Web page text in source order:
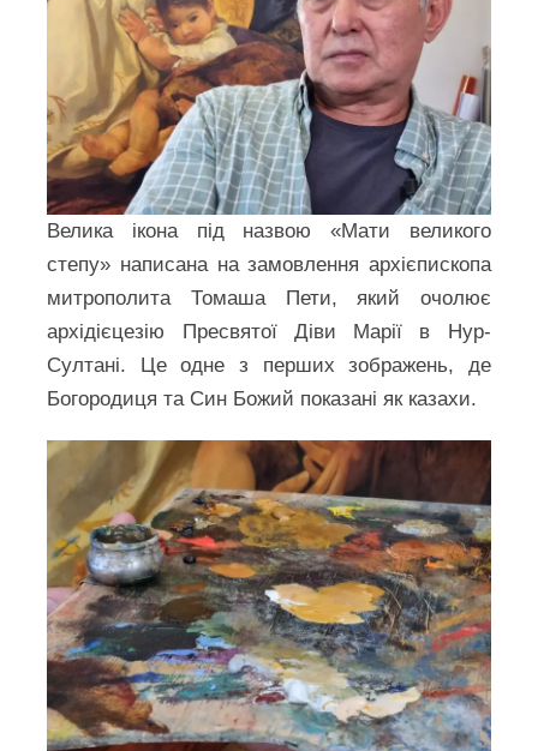
Велика ікона під назвою «Мати великого
степу» написана на замовлення архієпископа
митрополита Томаша Пети, який очолює
архідієцезію Пресвятої Діви Марії в Нур-
Султані. Це одне з перших зображень, де
Богородиця та Син Божий показані як казахи.